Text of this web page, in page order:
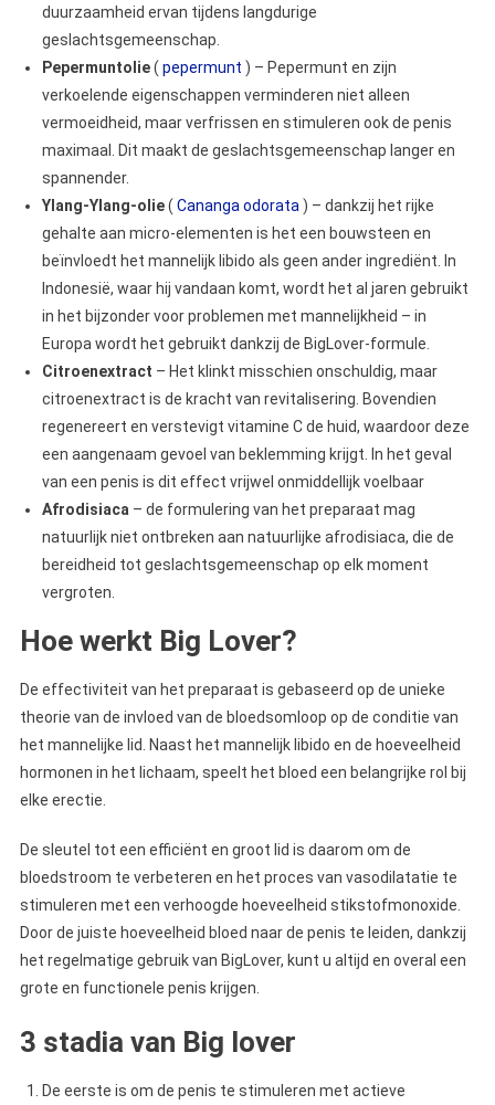
duurzaamheid ervan tijdens langdurige
geslachtsgemeenschap.
Pepermuntolie( pepermunt ) – Pepermunt en zijn
verkoelende eigenschappen verminderen niet alleen
vermoeidheid, maar verfrissen en stimuleren ook de penis
maximaal. Dit maakt de geslachtsgemeenschap langer en
spannender.
Ylang-Ylang-olie( Cananga odorata ) – dankzij het rijke
gehalte aan micro-elementen is het een bouwsteen en
beïnvloedt het mannelijk libido als geen ander ingrediënt. In
Indonesië, waar hij vandaan komt, wordt het al jaren gebruikt
in het bijzonder voor problemen met mannelijkheid – in
Europa wordt het gebruikt dankzij de BigLover-formule.
Citroenextract – Het klinkt misschien onschuldig, maar
citroenextract is de kracht van revitalisering. Bovendien
regenereert en verstevigt vitamine C de huid, waardoor deze
een aangenaam gevoel van beklemming krijgt. In het geval
van een penis is dit effect vrijwel onmiddellijk voelbaar
Afrodisiaca – de formulering van het preparaat mag
natuurlijk niet ontbreken aan natuurlijke afrodisiaca, die de
bereidheid tot geslachtsgemeenschap op elk moment
vergroten.
Hoe werkt Big Lover?
De effectiviteit van het preparaat is gebaseerd op de unieke
theorie van de invloed van de bloedsomloop op de conditie van
het mannelijke lid. Naast het mannelijk libido en de hoeveelheid
hormonen in het lichaam, speelt het bloed een belangrijke rol bij
elke erectie.
De sleutel tot een efficiënt en groot lid is daarom om de
bloedstroom te verbeteren en het proces van vasodilatatie te
stimuleren met een verhoogde hoeveelheid stikstofmonoxide.
Door de juiste hoeveelheid bloed naar de penis te leiden, dankzij
het regelmatige gebruik van BigLover, kunt u altijd en overal een
grote en functionele penis krijgen.
3 stadia van Big lover
De eerste is om de penis te stimuleren met actieve